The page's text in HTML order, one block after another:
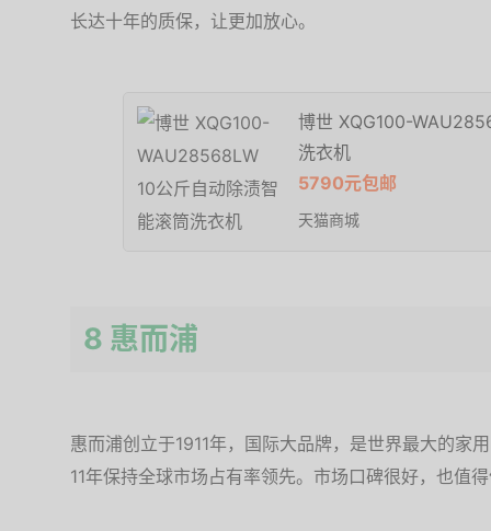
长达十年的质保，让更加放心。
博世 XQG100-
洗衣机
5790元包邮
天猫商城
8 惠而浦
惠而浦创立于1911年，国际大品牌，是世界最大的家
11年保持全球市场占有率领先。市场口碑很好，也值